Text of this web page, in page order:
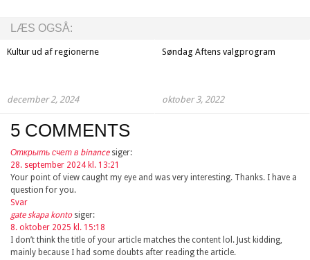
LÆS OGSÅ:
Kultur ud af regionerne
december 2, 2024
Søndag Aftens valgprogram
oktober 3, 2022
5 COMMENTS
Открыть счет в binance siger:
28. september 2024 kl. 13:21
Your point of view caught my eye and was very interesting. Thanks. I have a
question for you.
Svar
gate skapa konto siger:
8. oktober 2025 kl. 15:18
I don’t think the title of your article matches the content lol. Just kidding,
mainly because I had some doubts after reading the article.